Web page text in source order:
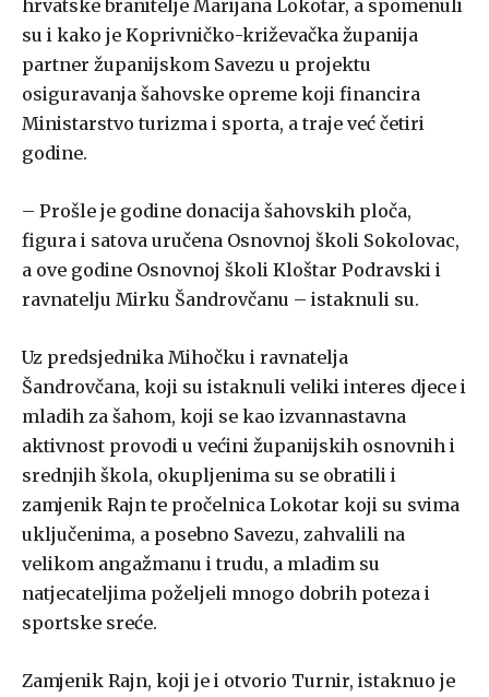
hrvatske branitelje Marijana Lokotar, a spomenuli
su i kako je Koprivničko-križevačka županija
partner županijskom Savezu u projektu
osiguravanja šahovske opreme koji financira
Ministarstvo turizma i sporta, a traje već četiri
godine.
– Prošle je godine donacija šahovskih ploča,
figura i satova uručena Osnovnoj školi Sokolovac,
a ove godine Osnovnoj školi Kloštar Podravski i
ravnatelju Mirku Šandrovčanu – istaknuli su.
Uz predsjednika Mihočku i ravnatelja
Šandrovčana, koji su istaknuli veliki interes djece i
mladih za šahom, koji se kao izvannastavna
aktivnost provodi u većini županijskih osnovnih i
srednjih škola, okupljenima su se obratili i
zamjenik Rajn te pročelnica Lokotar koji su svima
uključenima, a posebno Savezu, zahvalili na
velikom angažmanu i trudu, a mladim su
natjecateljima poželjeli mnogo dobrih poteza i
sportske sreće.
Zamjenik Rajn, koji je i otvorio Turnir, istaknuo je